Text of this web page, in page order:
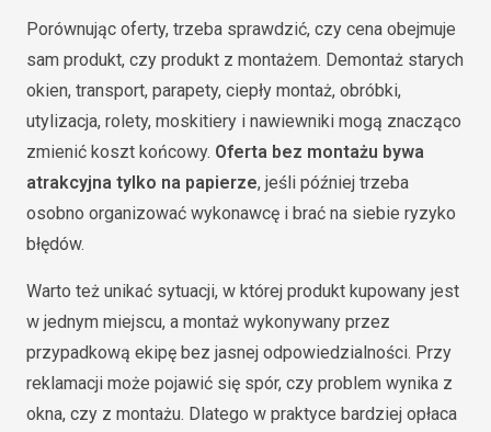
Porównując oferty, trzeba sprawdzić, czy cena obejmuje
sam produkt, czy produkt z montażem. Demontaż starych
okien, transport, parapety, ciepły montaż, obróbki,
utylizacja, rolety, moskitiery i nawiewniki mogą znacząco
zmienić koszt końcowy. Oferta bez montażu bywa
atrakcyjna tylko na papierze, jeśli później trzeba
osobno organizować wykonawcę i brać na siebie ryzyko
błędów.
Warto też unikać sytuacji, w której produkt kupowany jest
w jednym miejscu, a montaż wykonywany przez
przypadkową ekipę bez jasnej odpowiedzialności. Przy
reklamacji może pojawić się spór, czy problem wynika z
okna, czy z montażu. Dlatego w praktyce bardziej opłaca